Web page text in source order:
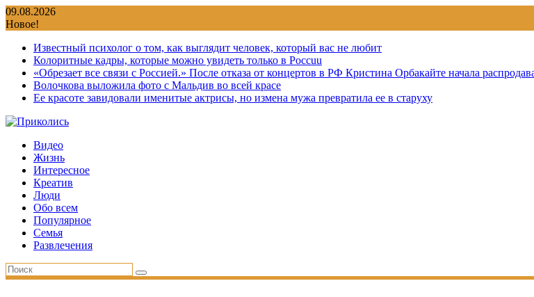
Перейти
к
09.08.2026
Новое!
Известный психолог о том, как выглядит человек, который вас не любит
Колоритные кадры, которые можно увидеть только в Россuu
«Обрезает все связи с Россией.» После отказа от концертов в РФ Кристина Орбакайте начала
Волочкова выложила фото с Мальдив во всей красе
Ее красоте завидовали именитые актрисы, но измена мужа превратила ее в старуху
Видео
Жизнь
Интересное
Креатив
Люди
Обо всем
Популярное
Семья
Развлечения